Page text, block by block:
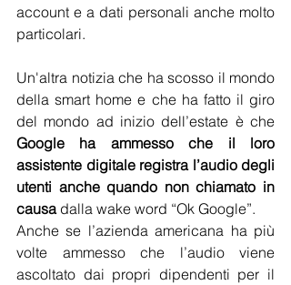
account e a dati personali anche molto
particolari.
Un'altra notizia che ha scosso il mondo
della smart home e che ha fatto il giro
Google ha ammesso che il loro
assistente digitale registra l’audio degli
utenti anche quando non chiamato in
causa dalla wake word “Ok Google”.
Anche se l’azienda americana ha più
volte ammesso che l’audio viene
ascoltato dai propri dipendenti per il